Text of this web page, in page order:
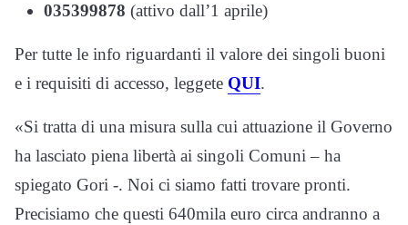
035399878 (attivo dall’1 aprile)
Per tutte le info riguardanti il valore dei singoli buoni
e i requisiti di accesso, leggete QUI.
«Si tratta di una misura sulla cui attuazione il Governo
ha lasciato piena libertà ai singoli Comuni – ha
spiegato Gori -. Noi ci siamo fatti trovare pronti.
Precisiamo che questi 640mila euro circa andranno a